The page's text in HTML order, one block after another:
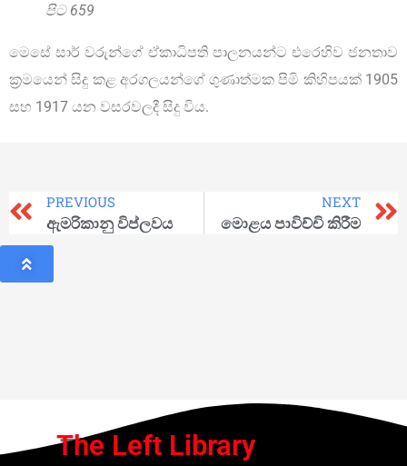
පිට 659
මෙසේ සාර් වරුන්ගේ ඒකාධිපති පාලනයන්ට එරෙහිව ජනතාව
ක්‍රමයෙන් සිදු කළ අරගලයන්ගේ ගුණාත්මක පිමි කිහිපයක් 1905
සහ 1917 යන වසරවලදී සිදු විය.
PREVIOUS
ඇමරිකානු විප්ලවය
NEXT
මොළය පාවිච්චි කිරීම
The Left Library